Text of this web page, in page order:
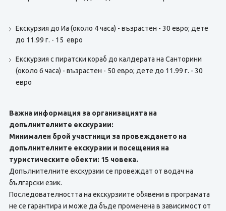
Eкскурзия до Иа (около 4 часа) - възрастен - 30 евро; дете
до 11.99 г. - 15 евро
Екскурзия с пиратски кораб до калдерата на Санторини
(около 6 часа) - възрастен - 50 евро; дете до 11.99 г. - 30
евро
Важна информация за организацията на
допълнителните екскурзии:
Минимален брой участници за провеждането на
допълнителните екскурзии и посещения на
туристическите обекти: 15 човека.
Допълнителните екскурзии се провеждат от водач на
български език.
Последователността на екскурзиите обявени в програмата
не се гарантира и може да бъде променена в зависимост от